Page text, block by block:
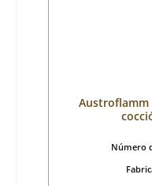
Austroflamm
Número